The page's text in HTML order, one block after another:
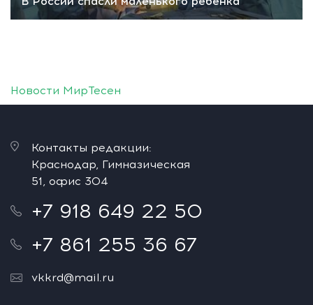
Новости МирТесен
Контакты редакции:
Краснодар, Гимназическая
51, офис 304
+7 918 649 22 50
+7 861 255 36 67
vkkrd@mail.ru